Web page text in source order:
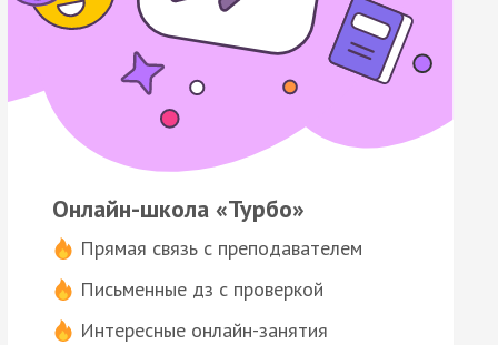
Онлайн-школа «Турбо»
Прямая связь с преподавателем
Письменные дз с проверкой
Интересные онлайн-занятия